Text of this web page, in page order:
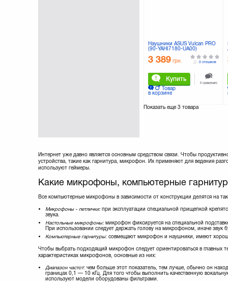
Наушники ASUS Vulcan PRO
(90-YAHI7180-UA00)
3 389 грн.
Купить
Товар
в корзине
0 отзывов
К сравнению
Показать еще3 товара
Интернет уже давно является основным средством связи. Чтобы
устройства, такие как гарнитура, микрофон. Их применяют для ведения
используют геймеры.
Какие микрофоны, компьютерные
Все компьютерные микрофоны в зависимости от конструкции делятся на
Микрофоны - петлички:при эксплуатации специальной прищепкой
звука.
Настольные микрофоны:микрофон фиксируется на специальной
При использовании следует держать голову на микрофоном, иначе звук
Компьютерные гарнитуры: совмещают микрофон и наушники, имеют
Чтобы выбрать подходящий микрофон следует ориентироваться в главных
характеристиках микрофонов, основные из них:
Диапазон частот: чем больше этот показатель, тем лучше, обычно он
границах 0,1 — 10 кГц. Для того чтобы выполнить качественную
используют модели оборудованы фильтрами.